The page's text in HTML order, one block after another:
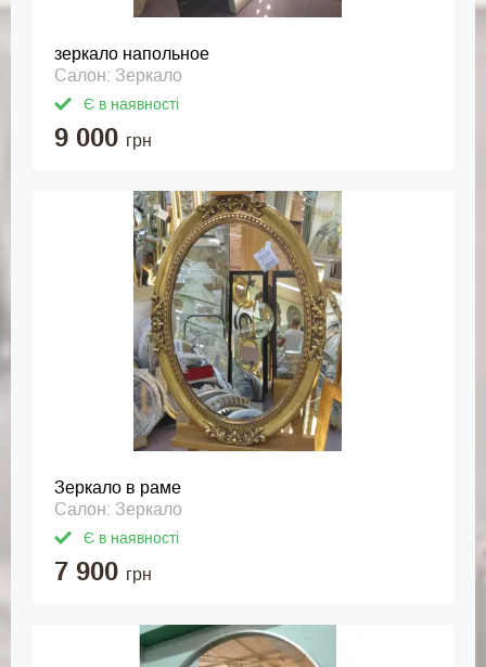
зеркало напольное
Салон: Зеркало
Є в наявності
9 000 грн
Зеркало в раме
Салон: Зеркало
Є в наявності
7 900 грн